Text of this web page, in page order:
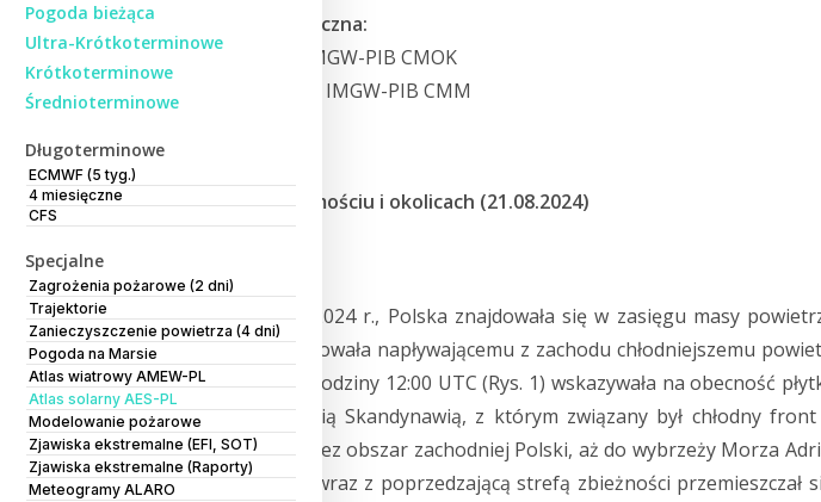
Pogoda bieżąca
Ultra-Krótkoterminowe
Krótkoterminowe
Średnioterminowe
Długoterminowe
ECMWF (5 tyg.)
4 miesięczne
CFS
Specjalne
Zagrożenia pożarowe (2 dni)
Trajektorie
Zanieczyszczenie powietrza (4 dni)
Pogoda na Marsie
Atlas wiatrowy AMEW-PL
Atlas solarny AES-PL
Modelowanie pożarowe
Zjawiska ekstremalne (EFI, SOT)
Zjawiska ekstremalne (Raporty)
Meteogramy ALARO
Konsultacja merytoryczna:
dr Grzegorz Duniec, IMGW-PIB CMOK
prof. Mariusz Figurski, IMGW-PIB CMM
Opady nawalne w Zamościu i okolicach (21.08.2024)
W środę 21 sierpnia 2024 r., Polska znajdowała się w zasięgu masy
(PPmc). Masa ta ustępowała napływającemu z zachodu chłodniejszemu
Mapa synoptyczna z godziny 12:00 UTC (Rys. 1) wskazywała na obecność
centrum nad zachodnią Skandynawią, z którym związany był chłodny
Norwegii i Szwecji, przez obszar zachodniej Polski, aż do wybrzeży Morza
front atmosferyczny, wraz z poprzedzającą strefą zbieżności przemieszczał